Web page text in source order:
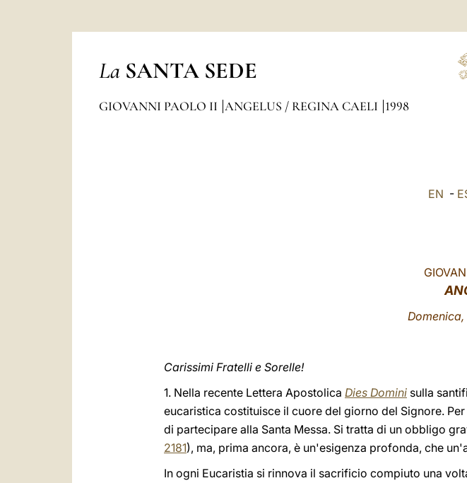
La SANTA SEDE
GIOVANNI PAOLO II ANGELUS / REGINA CAELI 1998
EN -
Carissimi Fratelli e Sorelle!
1. Nella recente Lettera Apostolica Dies Domini sulla
eucaristica costituisce il cuore del giorno del Signore.
di partecipare alla Santa Messa. Si tratta di un obbligo
2181), ma, prima ancora, è un'esigenza profonda, che
In ogni Eucaristia si rinnova il sacrificio compiuto una